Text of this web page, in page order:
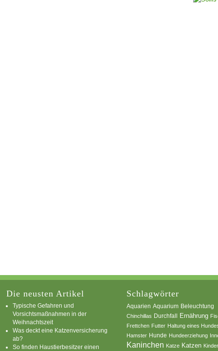
Die neusten Artikel
Typische Gefahren und
Vorsichtsmaßnahmen in der
Weihnachtszeit
Was deckt eine Katzenversicherung
ab?
So finden Haustierbesitzer einen
Schlagwörter
Aquarien Aquarium Beleuchtung
Chinchillas Durchfall Ernährung
Frettchen Futter Haltung eines
Hamster Hunde Hundeerziehung
Kaninchen Katze Katzen